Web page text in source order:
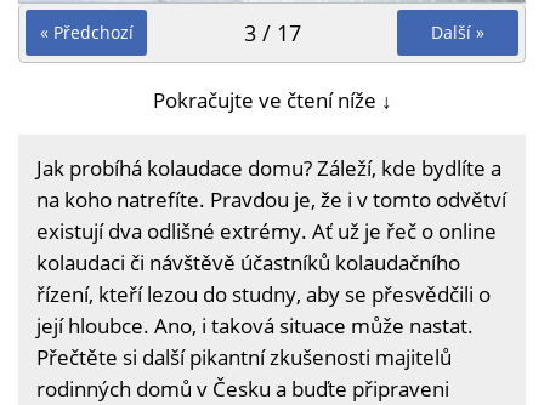
« Předchozí Další »
3 / 17
Pokračujte ve čtení níže ↓
Jak probíhá kolaudace domu? Záleží, kde bydlíte a
na koho natrefíte. Pravdou je, že i v tomto odvětví
existují dva odlišné extrémy. Ať už je řeč o online
kolaudaci či návštěvě účastníků kolaudačního
řízení, kteří lezou do studny, aby se přesvědčili o
její hloubce. Ano, i taková situace může nastat.
Přečtěte si další pikantní zkušenosti majitelů
rodinných domů v Česku a buďte připraveni